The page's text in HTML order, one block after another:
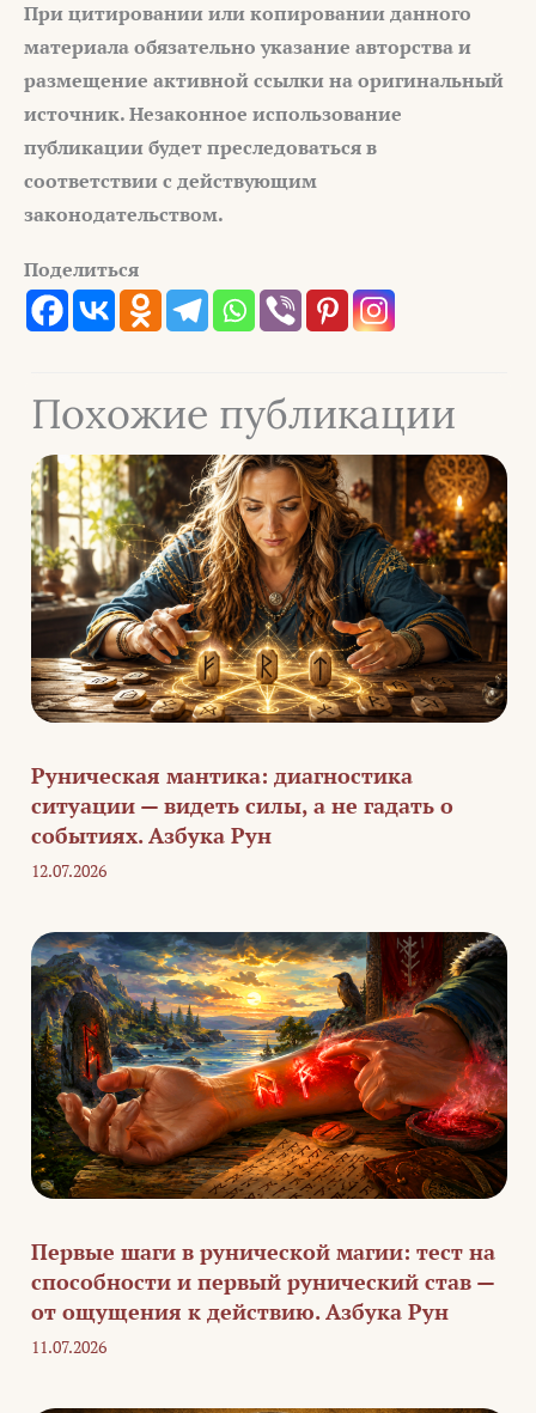
При цитировании или копировании данного
материала обязательно указание авторства и
размещение активной ссылки на оригинальный
источник. Незаконное использование
публикации будет преследоваться в
соответствии с действующим
законодательством.
Поделиться
Похожие публикации
Руническая мантика: диагностика
ситуации — видеть силы, а не гадать о
событиях. Азбука Рун
12.07.2026
Первые шаги в рунической магии: тест на
способности и первый рунический став —
от ощущения к действию. Азбука Рун
11.07.2026